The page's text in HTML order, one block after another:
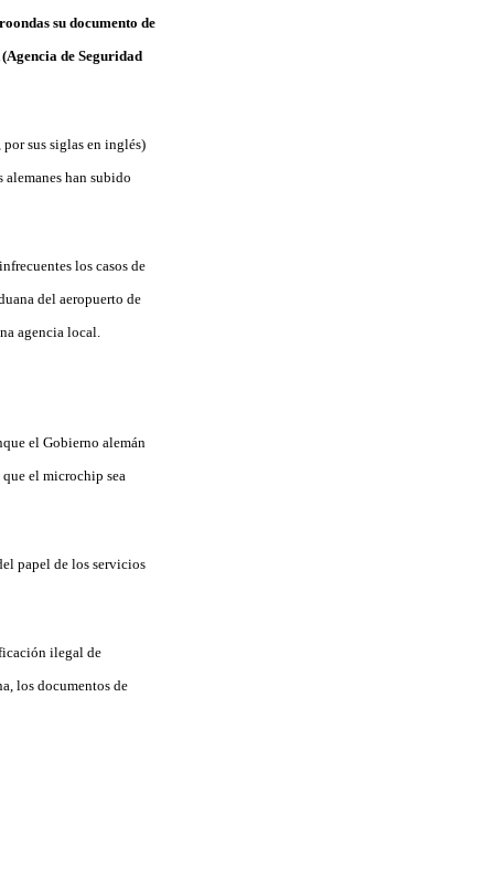
su documento de
de Seguridad
sus siglas en inglés)
han subido
los casos de
del aeropuerto de
agencia local.
el Gobierno alemán
el microchip sea
papel de los servicios
ilegal de
los documentos de